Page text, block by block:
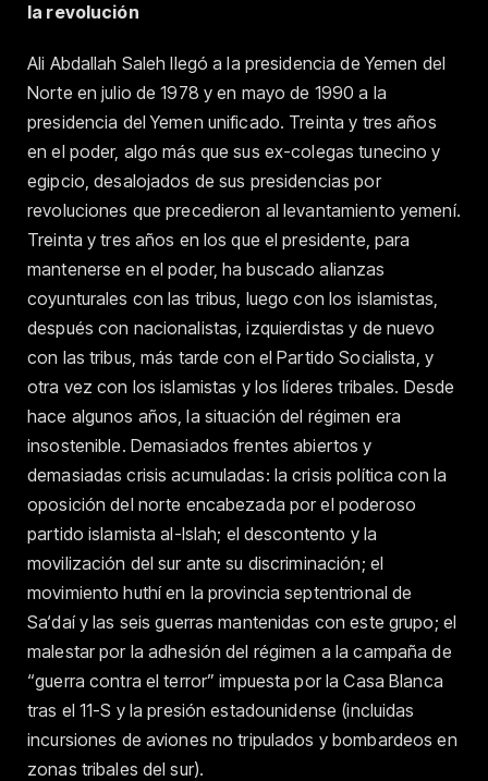
la revolución
Ali Abdallah Saleh llegó a la presidencia de Yemen del
Norte en julio de 1978 y en mayo de 1990 a la
presidencia del Yemen unificado. Treinta y tres años
en el poder, algo más que sus ex-colegas tunecino y
egipcio, desalojados de sus presidencias por
revoluciones que precedieron al levantamiento yemení.
Treinta y tres años en los que el presidente, para
mantenerse en el poder, ha buscado alianzas
coyunturales con las tribus, luego con los islamistas,
después con nacionalistas, izquierdistas y de nuevo
con las tribus, más tarde con el Partido Socialista, y
otra vez con los islamistas y los líderes tribales. Desde
hace algunos años, la situación del régimen era
insostenible. Demasiados frentes abiertos y
demasiadas crisis acumuladas: la crisis política con la
oposición del norte encabezada por el poderoso
partido islamista al-Islah; el descontento y la
movilización del sur ante su discriminación; el
movimiento huthí en la provincia septentrional de
Sa‘daí y las seis guerras mantenidas con este grupo; el
malestar por la adhesión del régimen a la campaña de
“guerra contra el terror” impuesta por la Casa Blanca
tras el 11-S y la presión estadounidense (incluidas
incursiones de aviones no tripulados y bombardeos en
zonas tribales del sur).